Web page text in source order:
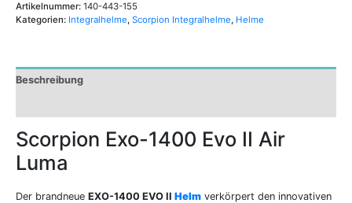
Artikelnummer: 140-443-155
Kategorien: Integralhelme, Scorpion Integralhelme, Helme
Beschreibung
Scorpion Exo-1400 Evo II Air
Luma
Der brandneue EXO-1400 EVO II Helm verkörpert den innovativen